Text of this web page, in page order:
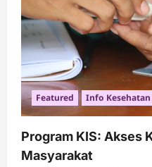
Featured Info Kesehatan
Program KIS: Akses
Masyarakat